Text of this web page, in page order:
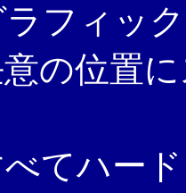
フィッ
の位置
てハー